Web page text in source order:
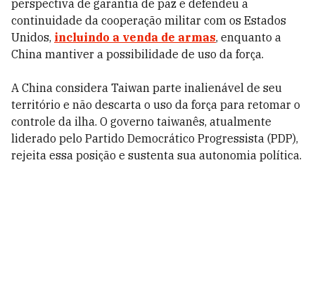
perspectiva de garantia de paz e defendeu a
continuidade da cooperação militar com os Estados
Unidos, incluindo a venda de armas, enquanto a
China mantiver a possibilidade de uso da força.
A China considera Taiwan parte inalienável de seu
território e não descarta o uso da força para retomar o
controle da ilha. O governo taiwanês, atualmente
liderado pelo Partido Democrático Progressista (PDP),
rejeita essa posição e sustenta sua autonomia política.